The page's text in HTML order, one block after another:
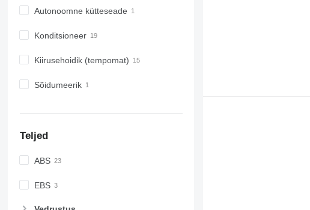
Autonoomne kütteseade
Konditsioneer
Kiirusehoidik (tempomat)
Sõidumeerik
Teljed
ABS
EBS